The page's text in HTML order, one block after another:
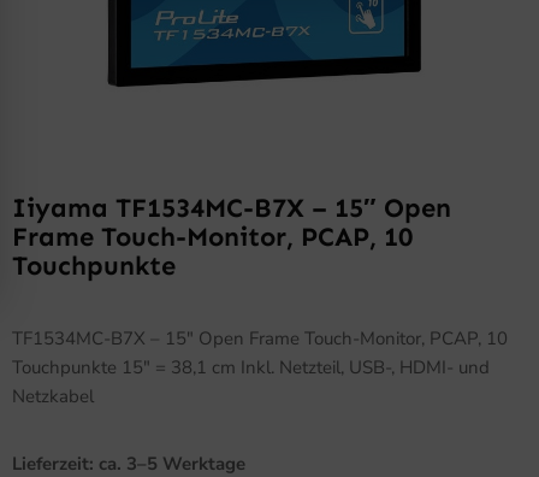
Iiyama TF1534MC-B7X – 15″ Open
Frame Touch-Monitor, PCAP, 10
Touchpunkte
TF1534MC-B7X – 15″ Open Frame Touch-Monitor, PCAP, 10
Touchpunkte 15″ = 38,1 cm Inkl. Netzteil, USB-, HDMI- und
Netzkabel
Lieferzeit: ca. 3–5 Werktage